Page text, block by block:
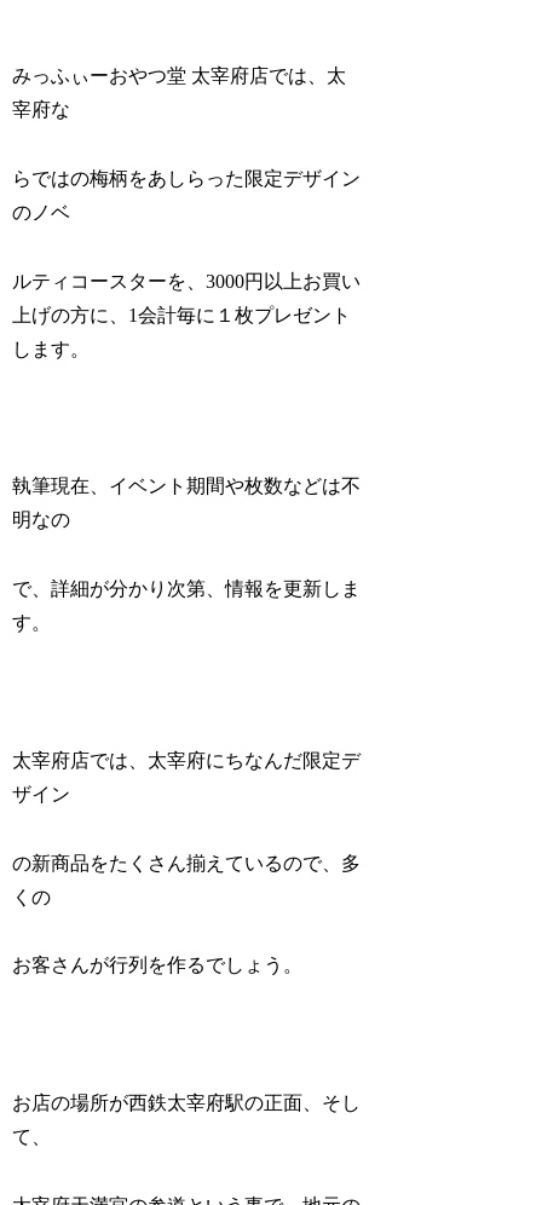
みっふぃーおやつ堂 太宰府店では、太
宰府な
らではの梅柄をあしらった限定デザイン
のノベ
ルティコースターを、3000円以上お買い
上げの方に、1会計毎に１枚プレゼント
します。
執筆現在、イベント期間や枚数などは不
明なの
で、詳細が分かり次第、情報を更新しま
す。
太宰府店では、太宰府にちなんだ限定デ
ザイン
の新商品をたくさん揃えているので、多
くの
お客さんが行列を作るでしょう。
お店の場所が西鉄太宰府駅の正面、そし
て、